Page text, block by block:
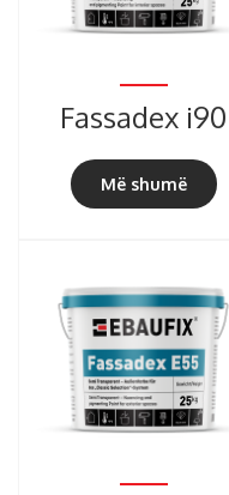
Fassadex i90
Më shumë